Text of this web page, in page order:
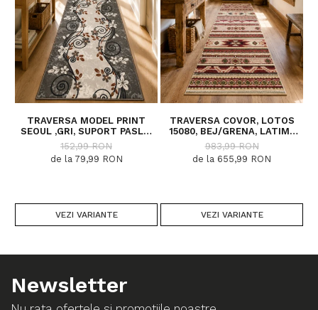
TRAVERSA MODEL PRINT
SEOUL ,GRI, SUPORT PASLA,
LATIME 100 CM, 820 GR/MP
152,99 RON
de la 79,99 RON
VEZI VARIANTE
TRAVERSA COVOR, LOTOS
15080, BEJ/GRENA, LATIME
200 CM, DIVERSE LUNGIMI
983,99 RON
de la 655,99 RON
VEZI VARIANTE
Newsletter